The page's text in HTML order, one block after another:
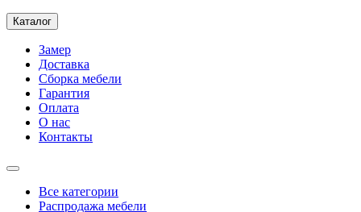
Каталог
Замер
Доставка
Сборка мебели
Гарантия
Оплата
О нас
Контакты
Все категории
Распродажа мебели